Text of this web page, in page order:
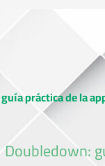
práctica de la
Doubledown: